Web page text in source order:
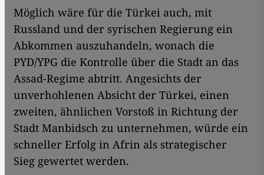
Möglich wäre für die Türkei auch, mit
Russland und der syrischen Regierung ein
Abkommen auszuhandeln, wonach die
PYD/YPG die Kontrolle über die Stadt an das
Assad-Regime abtritt. Angesichts der
unverhohlenen Absicht der Türkei, einen
zweiten, ähnlichen Vorstoß in Richtung der
Stadt Manbidsch zu unternehmen, würde ein
schneller Erfolg in Afrin als strategischer
Sieg gewertet werden.